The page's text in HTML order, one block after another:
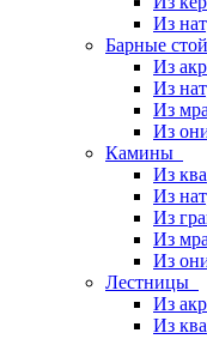
Из
Барные
Из
Из
Из
Из
Камины
Из
Из
Из
Из
Из
Лестницы
Из
Из